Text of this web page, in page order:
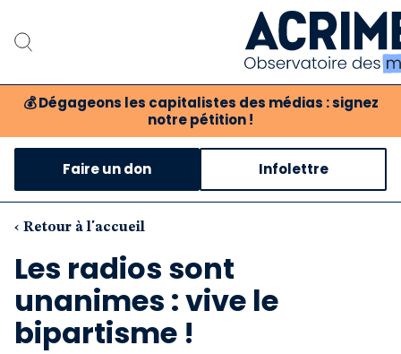
💰 Dégageons les capitalistes des médias : signez
notre pétition !
Notre critique des
Faire un don Infolettre
‹ Retour à l'accueil
Les radios sont
unanimes : vive le
bipartisme !